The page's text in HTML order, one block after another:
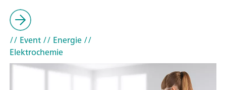
// Event// Energie//
Elektrochemie